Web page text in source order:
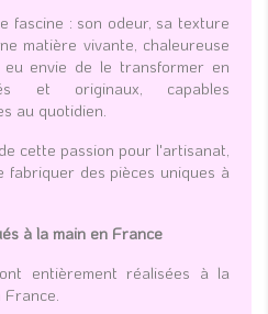
fascine : son odeur, sa texture
matière vivante, chaleureuse
envie de le transformer en
et originaux, capables
au quotidien.
cette passion pour l'artisanat,
des pièces uniques à
à la main en France
entièrement réalisées à la
France.